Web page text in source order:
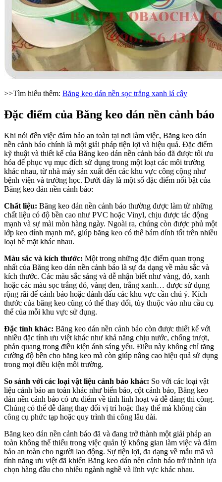
>>Tìm hiểu thêm: Băng keo dán nền sọc trắng xanh lá cây
Đặc điểm của Băng keo dán nền cảnh báo
Khi nói đến việc đảm bảo an toàn tại nơi làm việc, Băng keo dán
nền cảnh báo chính là một giải pháp tiện lợi và hiệu quả. Đặc điểm
kỹ thuật và thiết kế của Băng keo dán nền cảnh báo đã được tối ưu
hóa để phục vụ mục đích sử dụng trong một loạt các môi trường
khác nhau, từ nhà máy sản xuất đến các khu vực công cộng như
bệnh viện và trường học. Dưới đây là một số đặc điểm nổi bật của
Băng keo dán nền cảnh báo:
Chất liệu: Băng keo dán nền cảnh báo thường được làm từ những
chất liệu có độ bền cao như PVC hoặc Vinyl, chịu được tác động
mạnh và sự mài mòn hàng ngày. Ngoài ra, chúng còn được phủ một
lớp keo dính mạnh mẽ, giúp băng keo có thể bám dính tốt trên nhiều
loại bề mặt khác nhau.
Màu sắc và kích thước: Một trong những đặc điểm quan trọng
nhất của Băng keo dán nền cảnh báo là sự đa dạng về màu sắc và
kích thước. Các màu sắc sáng và dễ nhận biết như vàng, đỏ, xanh
hoặc các màu sọc trắng đỏ, vàng đen, trắng xanh… được sử dụng
rộng rãi để cảnh báo hoặc đánh dấu các khu vực cần chú ý. Kích
thước của băng keo cũng có thể thay đổi, tùy thuộc vào nhu cầu cụ
thể của mỗi khu vực sử dụng.
Đặc tính khác: Băng keo dán nền cảnh báo còn được thiết kế với
nhiều đặc tính ưu việt khác như khả năng chịu nước, chống trượt,
phản quang trong điều kiện ánh sáng yếu. Điều này không chỉ tăng
cường độ bền cho băng keo mà còn giúp nâng cao hiệu quả sử dụng
trong mọi điều kiện môi trường.
So sánh với các loại vật liệu cảnh báo khác: So với các loại vật
liệu cảnh báo an toàn khác như biển báo, cột cảnh báo, Băng keo
dán nền cảnh báo có ưu điểm về tính linh hoạt và dễ dàng thi công.
Chúng có thể dễ dàng thay đổi vị trí hoặc thay thế mà không cần
công cụ phức tạp hoặc quy trình thi công lâu dài.
Băng keo dán nền cảnh báo đã và đang trở thành một giải pháp an
toàn không thể thiếu trong việc quản lý không gian làm việc và đảm
bảo an toàn cho người lao động. Sự tiện lợi, đa dạng về mẫu mã và
tính năng ưu việt đã khiến Băng keo dán nền cảnh báo trở thành lựa
chọn hàng đầu cho nhiều ngành nghề và lĩnh vực khác nhau.